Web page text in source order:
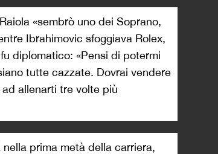
«sembrò uno dei Soprano,
Ibrahimovic sfoggiava Rolex,
diplomatico: «Pensi di potermi
tutte cazzate. Dovrai vendere
allenarti tre volte più
prima metà della carriera,